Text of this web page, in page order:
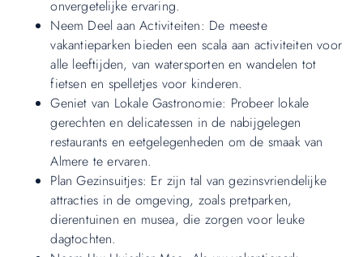
onvergetelijke ervaring.
Neem Deel aan Activiteiten: De meeste
vakantieparken bieden een scala aan activiteiten voor
alle leeftijden, van watersporten en wandelen tot
fietsen en spelletjes voor kinderen.
Geniet van Lokale Gastronomie: Probeer lokale
gerechten en delicatessen in de nabijgelegen
restaurants en eetgelegenheden om de smaak van
Almere te ervaren.
Plan Gezinsuitjes: Er zijn tal van gezinsvriendelijke
attracties in de omgeving, zoals pretparken,
dierentuinen en musea, die zorgen voor leuke
dagtochten.